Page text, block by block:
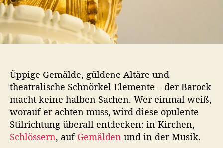
o
e
s
o
f
o
t
Üppige Gemälde, güldene Altäre und
theatralische Schnörkel-Elemente – der Barock
macht keine halben Sachen. Wer einmal weiß,
worauf er achten muss, wird diese opulente
Stilrichtung überall entdecken: in Kirchen,
Schlössern, auf Gemälden und in der Musik.